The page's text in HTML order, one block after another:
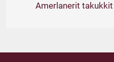
Amerlanerit takukkit